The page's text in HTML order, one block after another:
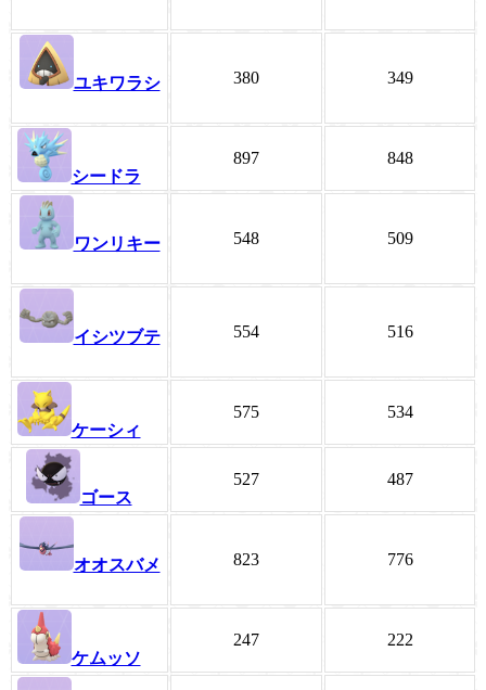
ユキワラシ 380 349
シードラ
897 848
ワンリキー 548 509
イシツブテ 554 516
ケーシィ
575 534
ゴース
527 487
オオスバメ 823 776
ケムッソ
247 222